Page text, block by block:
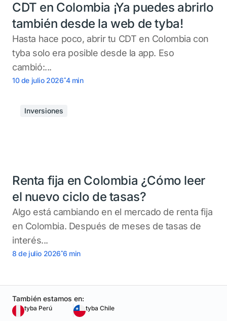
CDT en Colombia ¡Ya puedes abrirlo
también desde la web de tyba!
Hasta hace poco, abrir tu CDT en Colombia con
tyba solo era posible desde la app. Eso
cambió:...
10 de julio 2026.4 min
Inversiones
Renta fija en Colombia ¿Cómo leer
el nuevo ciclo de tasas?
Algo está cambiando en el mercado de renta fija
en Colombia. Después de meses de tasas de
interés...
8 de julio 2026.6 min
También estamos en:
tyba Perú tyba Chile